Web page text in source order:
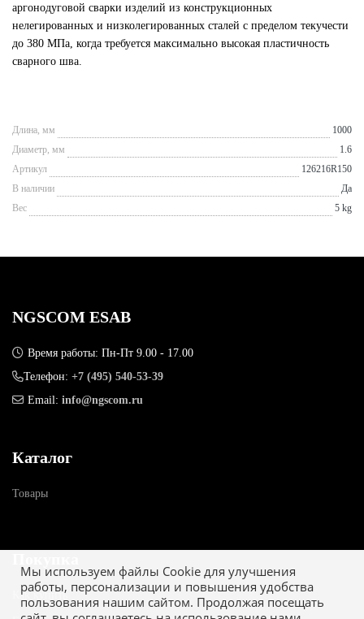
аргонодуговой сварки изделий из конструкционных
нелегированных и низколегированных сталей с пределом текучести
до 380 МПа, когда требуется максимально высокая пластичность
сварного шва.
Длина, мм
1000
Диаметр, мм
1.6
Артикул
126216R150
В наличии
Да
Вес
5 kg
Мы используем файлы Cookie для улучшения
работы, персонализации и повышения удобства
пользования нашим сайтом. Продолжая посещать
NGSCOM ESAB
Время работы: Пн-Пт 9.00 - 17.00
Телефон: +7 (495) 540-53-39
Email: info@ngscom.ru
Каталог
Товары
Как купить